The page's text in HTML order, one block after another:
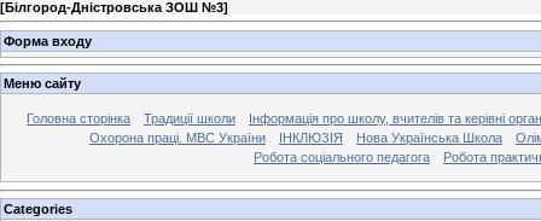
[Білгород-Дністровська ЗОШ №3]
Форма входу
Меню сайту
Головна сторінка Традиції школи
Інформація про школу, вчителів та керівні
Охорона праці. МВС України
ІНКЛЮЗІЯ Нова Українська Школа
Робота соціального педагога
Робота
Categories